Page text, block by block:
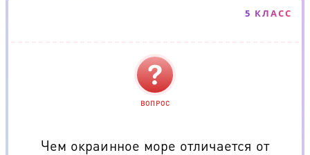
5 КЛАСС
ВОПРОС
Чем окраинное море отличается от